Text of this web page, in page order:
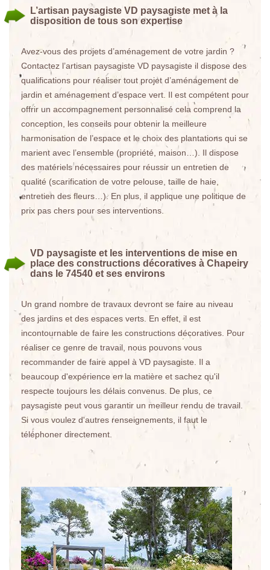
L’artisan paysagiste VD paysagiste met à la
disposition de tous son expertise
Avez-vous des projets d’aménagement de votre jardin ?
Contactez l’artisan paysagiste VD paysagiste il dispose des
qualifications pour réaliser tout projet d’aménagement de
jardin et aménagement d’espace vert. Il est compétent pour
offrir un accompagnement personnalisé cela comprend la
conception, les conseils pour obtenir la meilleure
harmonisation de l’espace et le choix des plantations qui se
marient avec l’ensemble (propriété, maison…). Il dispose
des matériels nécessaires pour réussir un entretien de
qualité (scarification de votre pelouse, taille de haie,
entretien des fleurs…). En plus, il applique une politique de
prix pas chers pour ses interventions.
VD paysagiste et les interventions de mise en
place des constructions décoratives à Chapeiry
dans le 74540 et ses environs
Un grand nombre de travaux devront se faire au niveau
des jardins et des espaces verts. En effet, il est
incontournable de faire les constructions décoratives. Pour
réaliser ce genre de travail, nous pouvons vous
recommander de faire appel à VD paysagiste. Il a
beaucoup d'expérience en la matière et sachez qu'il
respecte toujours les délais convenus. De plus, ce
paysagiste peut vous garantir un meilleur rendu de travail.
Si vous voulez d'autres renseignements, il faut le
téléphoner directement.